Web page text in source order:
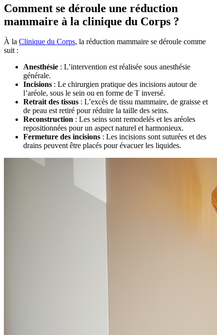
Comment se déroule une réduction
mammaire à la clinique du Corps ?
À la Clinique du Corps, la réduction mammaire se déroule comme
suit :
Anesthésie : L’intervention est réalisée sous anesthésie
générale.
Incisions : Le chirurgien pratique des incisions autour de
l’aréole, sous le sein ou en forme de T inversé.
Retrait des tissus : L’excès de tissu mammaire, de graisse et
de peau est retiré pour réduire la taille des seins.
Reconstruction : Les seins sont remodelés et les aréoles
repositionnées pour un aspect naturel et harmonieux.
Fermeture des incisions : Les incisions sont suturées et des
drains peuvent être placés pour évacuer les liquides.